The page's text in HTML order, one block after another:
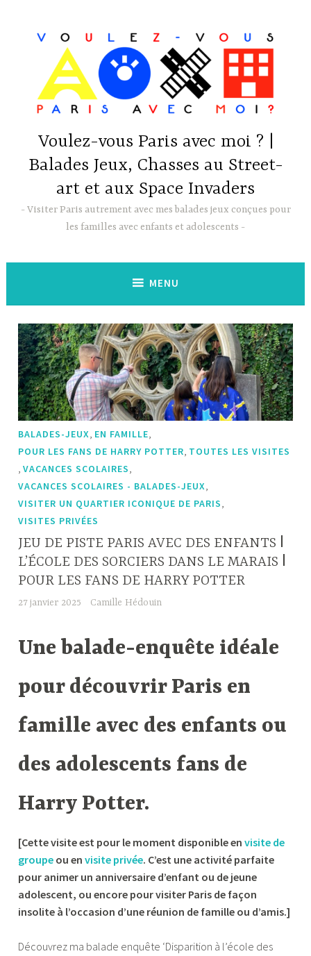
contenu
Voulez-vous Paris avec moi ? |
Balades Jeux, Chasses au Street-
art et aux Space Invaders
Visiter Paris autrement avec mes balades jeux conçues pour
les familles avec enfants et adolescents
MENU
BALADES-JEUX, EN FAMILLE,
POUR LES FANS DE HARRY POTTER, TOUTES LES VISITES
,VACANCES SCOLAIRES,
VACANCES SCOLAIRES - BALADES-JEUX,
VISITER UN QUARTIER ICONIQUE DE PARIS,
VISITES PRIVÉES
JEU DE PISTE PARIS AVEC DES ENFANTS ǀ
L’ÉCOLE DES SORCIERS DANS LE MARAIS ǀ
POUR LES FANS DE HARRY POTTER
27 janvier 2025 Camille Hédouin
Une balade-enquête idéale
pour découvrir Paris en
famille avec des enfants ou
des adolescents fans de
Harry Potter.
[Cette visite est pour le moment disponible envisite de
groupe ou envisite privée. C’est une activité parfaite
pour animer un anniversaire d’enfant ou de jeune
adolescent, ou encore pour visiter Paris de façon
insolite à l’occasion d’une réunion de famille ou d’amis.]
Découvrez ma balade enquête ‘Disparition à l’école des